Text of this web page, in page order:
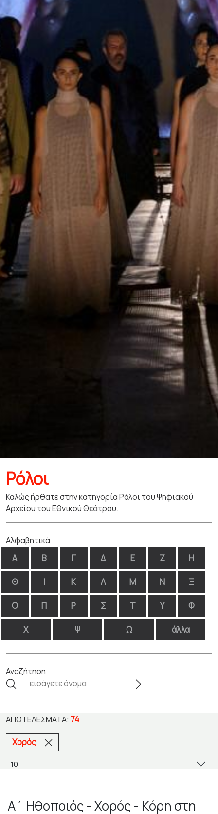
Ρόλοι
Καλώς ήρθατε στην κατηγορία Ρόλοι του Ψηφιακού
Αρχείου του Εθνικού Θεάτρου.
Αλφαβητικά
Α Β Γ Δ Ε Ζ Η
Θ Ι Κ Λ Μ Ν Ξ
Ο Π Ρ Σ Τ Υ Φ
Χ Ψ Ω άλλα
Αναζήτηση
ΑΠΟΤΕΛΈΣΜΑΤΑ: 74
Χορός
Α΄ Ηθοποιός - Χορός - Κόρη στη